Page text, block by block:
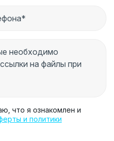
что я ознакомлен и
и политики